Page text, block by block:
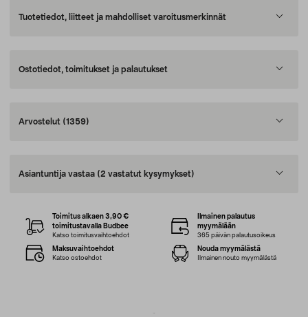
Tuotetiedot, liitteet ja mahdolliset varoitusmerkinnät
Ostotiedot, toimitukset ja palautukset
Arvostelut (1359)
Asiantuntija vastaa (2 vastatut kysymykset)
Toimitus alkaen 3,90 €
toimitustavalla Budbee
Katso toimitusvaihtoehdot
Ilmainen palautus
myymälään
365 päivän palautusoikeus
Maksuvaihtoehdot
Katso ostoehdot
Nouda myymälästä
Ilmainen nouto myymälästä